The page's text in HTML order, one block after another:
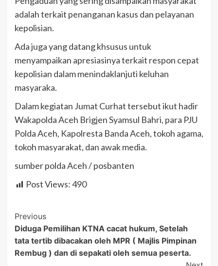
adalah terkait penanganan kasus dan pelayanan
kepolisian.
Ada juga yang datang khsusus untuk
menyampaikan apresiasinya terkait respon cepat
kepolisian dalam menindaklanjuti keluhan
masyaraka.
Dalam kegiatan Jumat Curhat tersebut ikut hadir
Wakapolda Aceh Brigjen Syamsul Bahri, para PJU
Polda Aceh, Kapolresta Banda Aceh, tokoh agama,
tokoh masyarakat, dan awak media.
sumber polda Aceh / posbanten
Post Views:490
Post
Navigation
Previous
Diduga Pemilihan KTNA cacat hukum, Setelah
tata tertib dibacakan oleh MPR ( Majlis Pimpinan
Rembug ) dan di sepakati oleh semua peserta.